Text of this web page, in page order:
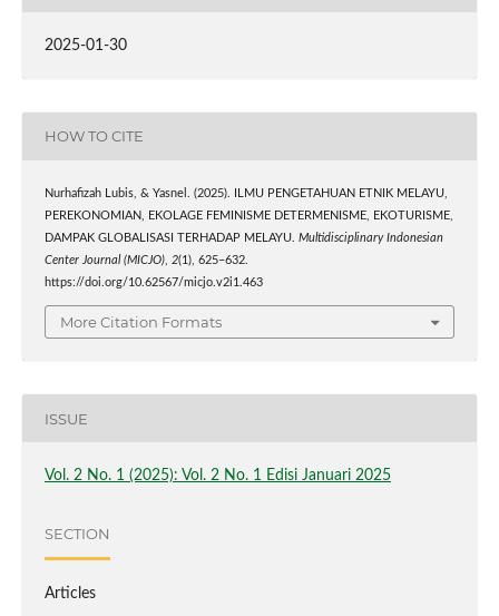
2025-01-30
HOW TO CITE
Nurhafizah Lubis, & Yasnel. (2025). ILMU PENGETAHUAN ETNIK MELAYU,
PEREKONOMIAN, EKOLAGE FEMINISME DETERMENISME, EKOTURISME,
DAMPAK GLOBALISASI TERHADAP MELAYU. Multidisciplinary Indonesian
Center Journal (MICJO), 2(1), 625–632.
https://doi.org/10.62567/micjo.v2i1.463
More Citation Formats
ISSUE
Vol. 2 No. 1 (2025): Vol. 2 No. 1 Edisi Januari 2025
SECTION
Articles